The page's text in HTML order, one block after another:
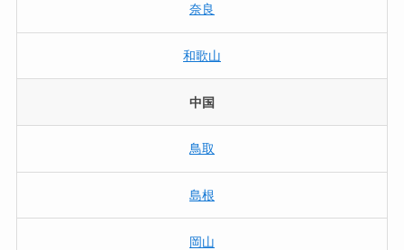
奈良
和歌山
中国
鳥取
島根
岡山